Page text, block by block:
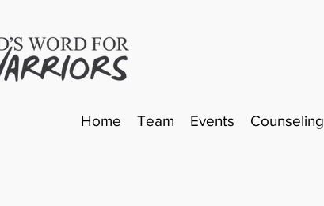
Home Team Events Counseling